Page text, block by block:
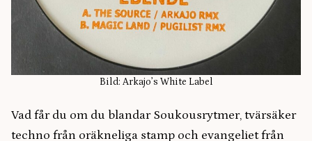
Bild: Arkajo’s White Label
Vad får du om du blandar Soukousrytmer, tvärsäker
techno från oräkneliga stamp och evangeliet från